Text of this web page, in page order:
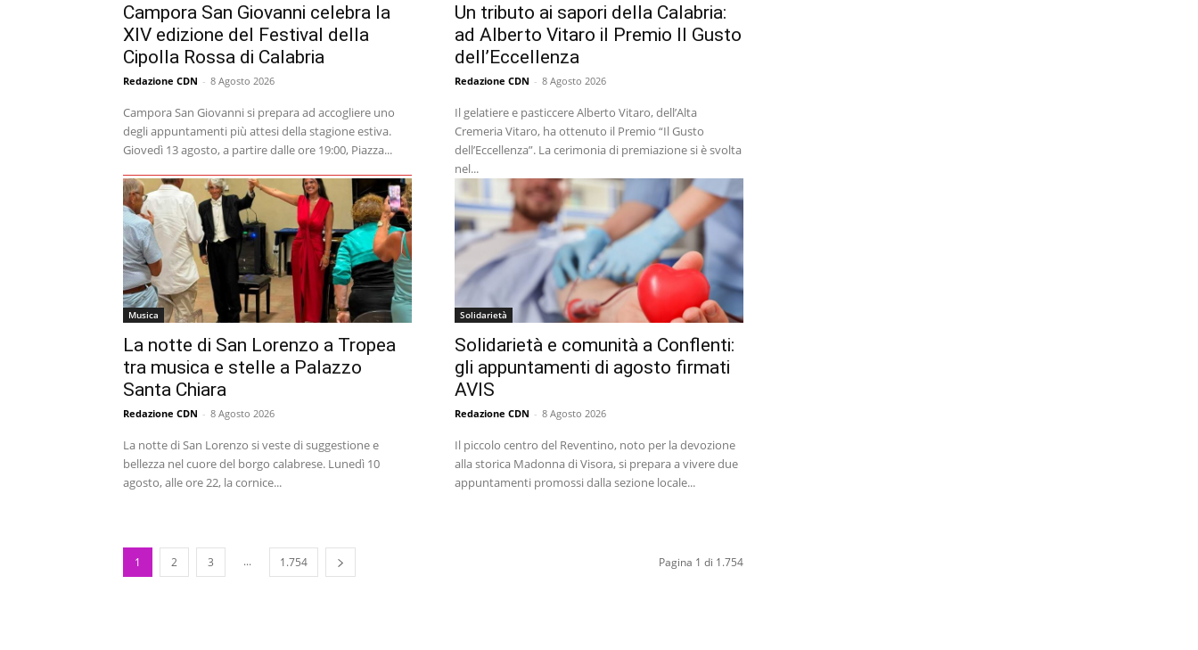
Campora San Giovanni celebra la
XIV edizione del Festival della
Cipolla Rossa di Calabria
Redazione CDN - 8 Agosto 2026
Campora San Giovanni si prepara ad accogliere uno
degli appuntamenti più attesi della stagione estiva.
Giovedì 13 agosto, a partire dalle ore 19:00, Piazza...
Un tributo ai sapori della Calabria:
ad Alberto Vitaro il Premio Il Gusto
dell’Eccellenza
Redazione CDN - 8 Agosto 2026
Il gelatiere e pasticcere Alberto Vitaro, dell’Alta
Cremeria Vitaro, ha ottenuto il Premio “Il Gusto
dell’Eccellenza”. La cerimonia di premiazione si è svolta
nel...
Musica
La notte di San Lorenzo a Tropea
tra musica e stelle a Palazzo
Santa Chiara
Redazione CDN - 8 Agosto 2026
La notte di San Lorenzo si veste di suggestione e
bellezza nel cuore del borgo calabrese. Lunedì 10
agosto, alle ore 22, la cornice...
Solidarietà
Solidarietà e comunità a Conflenti:
gli appuntamenti di agosto firmati
AVIS
Redazione CDN - 8 Agosto 2026
Il piccolo centro del Reventino, noto per la devozione
alla storica Madonna di Visora, si prepara a vivere due
appuntamenti promossi dalla sezione locale...
1 2 3 ... 1.754 Pagina 1 di 1.754